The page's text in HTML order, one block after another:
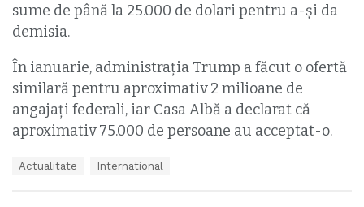
sume de până la 25.000 de dolari pentru a-și da
demisia.
În ianuarie, administrația Trump a făcut o ofertă
similară pentru aproximativ 2 milioane de
angajați federali, iar Casa Albă a declarat că
aproximativ 75.000 de persoane au acceptat-o.
Actualitate International